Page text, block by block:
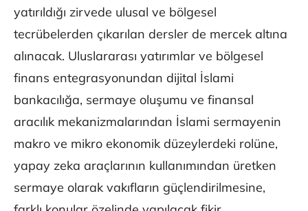
yatırıldığı zirvede ulusal ve bölgesel
tecrübelerden çıkarılan dersler de mercek altına
alınacak. Uluslararası yatırımlar ve bölgesel
finans entegrasyonundan dijital İslami
bankacılığa, sermaye oluşumu ve finansal
aracılık mekanizmalarından İslami sermayenin
makro ve mikro ekonomik düzeylerdeki rolüne,
yapay zeka araçlarının kullanımından üretken
sermaye olarak vakıfların güçlendirilmesine,